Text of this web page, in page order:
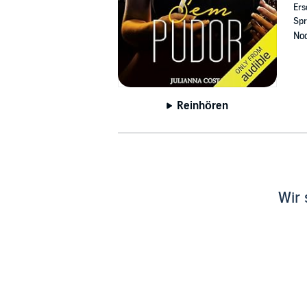
Reinhören
Wir